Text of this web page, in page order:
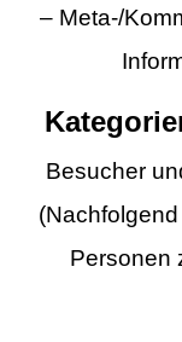
– Meta-/
Besucher
Personen